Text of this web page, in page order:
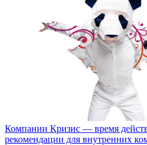
Компании Кризис — время
рекомендации для внутренних